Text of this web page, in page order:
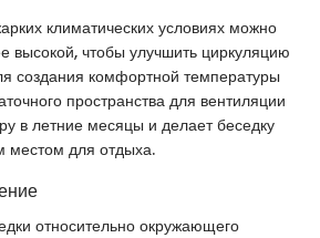
климатических условиях можно
высокой, чтобы улучшить циркуляцию
создания комфортной температуры
пространства для вентиляции
в летние месяцы и делает беседку
местом для отдыха.
относительно окружающего